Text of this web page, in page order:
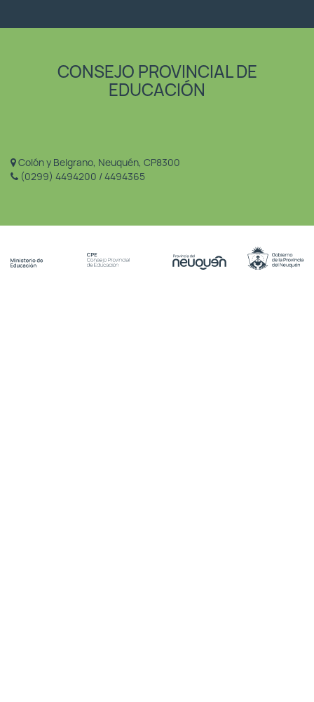
CONSEJO PROVINCIAL DE
EDUCACIÓN
Colón y Belgrano, Neuquén, CP8300
(0299) 4494200 / 4494365